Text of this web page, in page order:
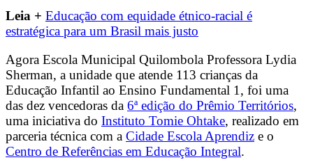
Leia + Educação com equidade étnico-racial é
estratégica para um Brasil mais justo
Agora Escola Municipal Quilombola Professora Lydia
Sherman, a unidade que atende 113 crianças da
Educação Infantil ao Ensino Fundamental 1, foi uma
das dez vencedoras da 6ª edição do Prêmio Territórios,
uma iniciativa do Instituto Tomie Ohtake, realizado em
parceria técnica com a Cidade Escola Aprendiz e o
Centro de Referências em Educação Integral.